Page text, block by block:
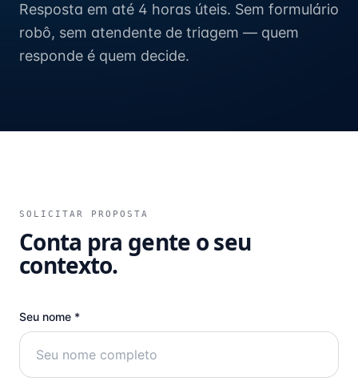
Resposta em até 4 horas úteis. Sem formulário
robô, sem atendente de triagem — quem
responde é quem decide.
SOLICITAR PROPOSTA
Conta pra gente o seu
contexto.
Seu nome *